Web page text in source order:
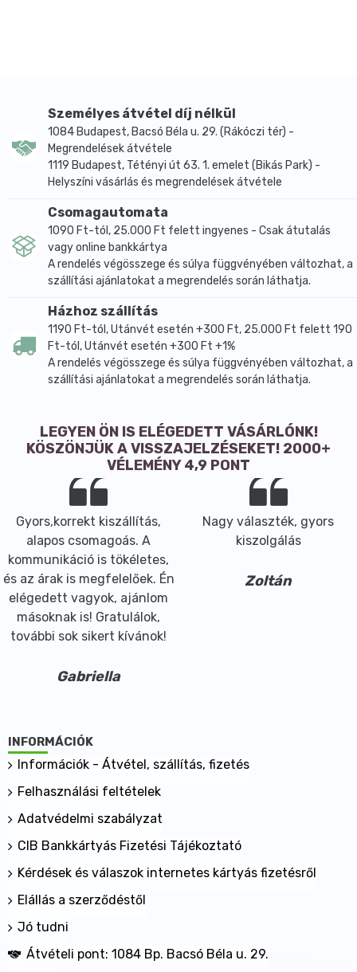
Személyes átvétel díj nélkül
1084 Budapest, Bacsó Béla u. 29. (Rákóczi tér) -
Megrendelések átvétele
1119 Budapest, Tétényi út 63. 1. emelet (Bikás Park) -
Helyszíni vásárlás és megrendelések átvétele
Csomagautomata
1090 Ft-tól, 25.000 Ft felett ingyenes - Csak átutalás
vagy online bankkártya
A rendelés végösszege és súlya függvényében változhat, a
szállítási ajánlatokat a megrendelés során láthatja.
Házhoz szállítás
1190 Ft-tól, Utánvét esetén +300 Ft, 25.000 Ft felett 190
Ft-tól, Utánvét esetén +300 Ft +1%
A rendelés végösszege és súlya függvényében változhat, a
szállítási ajánlatokat a megrendelés során láthatja.
LEGYEN ÖN IS ELÉGEDETT VÁSÁRLÓNK!
KÖSZÖNJÜK A VISSZAJELZÉSEKET! 2000+
VÉLEMÉNY 4,9 PONT
Gyors,korrekt kiszállítás,
alapos csomagoás. A
kommunikáció is tökéletes,
és az árak is megfelelőek. Én
elégedett vagyok, ajánlom
másoknak is! Gratulálok,
további sok sikert kívánok!
Gabriella
Nagy választék, gyors
kiszolgálás
Zoltán
INFORMÁCIÓK
Információk - Átvétel, szállítás, fizetés
Felhasználási feltételek
Adatvédelmi szabályzat
CIB Bankkártyás Fizetési Tájékoztató
Kérdések és válaszok internetes kártyás fizetésről
Elállás a szerződéstől
Jó tudni
Átvételi pont: 1084 Bp. Bacsó Béla u. 29.